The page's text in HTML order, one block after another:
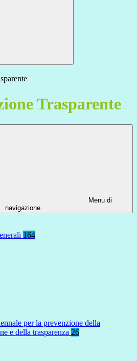
Trasparente
Menu di
navigazione
164
per la prevenzione della
e della trasparenza 26